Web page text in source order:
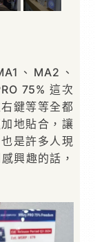
、MA2、
75% 這次
鍵等等全都
地貼合，讓
是許多人現
興趣的話，